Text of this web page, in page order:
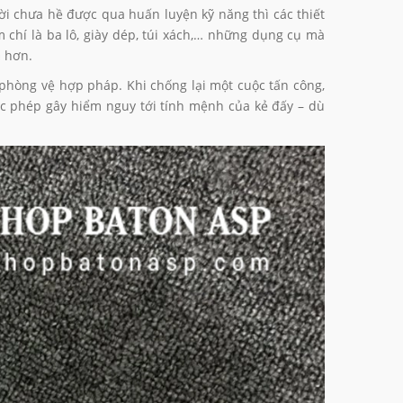
chưa hề được qua huấn luyện kỹ năng thì các thiết
là ba lô, giày dép, túi xách,… những dụng cụ mà
hơn.
vệ hợp pháp. Khi chống lại một cuộc tấn công,
phép gây hiểm nguy tới tính mệnh của kẻ đấy – dù
BATON PEN